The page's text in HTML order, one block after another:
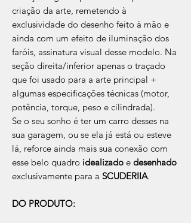
criação da arte, remetendo à
exclusividade do desenho feito à mão e
ainda com um efeito de iluminação dos
faróis, assinatura visual desse modelo. Na
seção direita/inferior apenas o traçado
que foi usado para a arte principal +
algumas especificações técnicas (motor,
potência, torque, peso e cilindrada).
Se o seu sonho é ter um carro desses na
sua garagem, ou se ela já está ou esteve
lá, reforce ainda mais sua conexão com
esse belo quadro idealizado e desenhado
exclusivamente para a SCUDERIIA.
DO PRODUTO: